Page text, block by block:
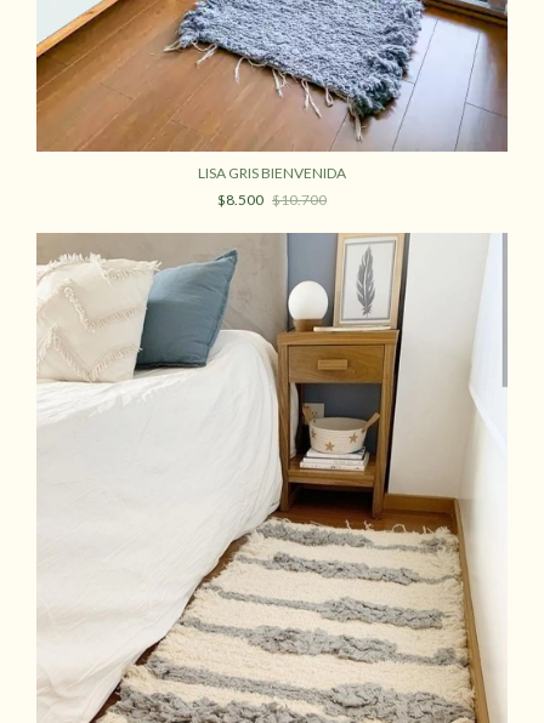
LISA GRIS BIENVENIDA
$8.500 $10.700